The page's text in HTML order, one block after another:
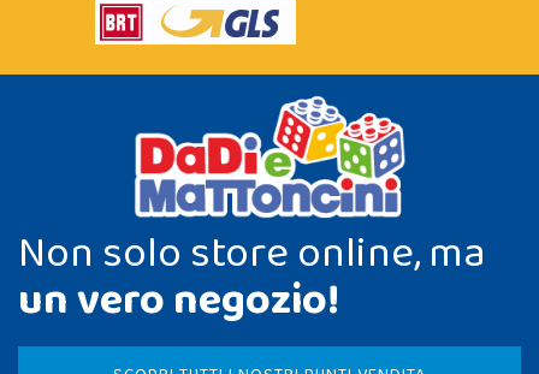
Non solo store online, ma
un vero negozio!